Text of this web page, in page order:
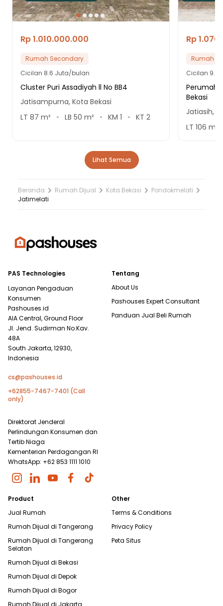
Rp 1.010.000.000
Rumah Secondary
Cicilan 8.6 Juta/bulan
Cluster Puri Assadiyah ll No BB4
Jatisampurna, Kota Bekasi
LT 87 m² LB 50 m² KM 1 KT 2
Rp
Rumah
Cicilan 9.1
Bekasi
Jatiasih,
LT 106 m²
Lihat Semua
Beranda Rumah Dijual Kota Bekasi
Pondokmelati
Jatimelati
PAS Technologies
Layanan Pengaduan
Konsumen
Pashouses.id
AIA Central, Ground Floor
Jl. Jend. Sudirman No.Kav.
48A
South Jakarta, 12930,
Indonesia
cs@pashouses.id
+62855-7467-7401 (Call
only)
Direktorat Jenderal
Perlindungan Konsumen dan
Tertib Niaga
Kementerian Perdagangan RI
WhatsApp: +62 853 1111 1010
Tentang
About Us
Pashouses Expert Consultant
Panduan Jual Beli Rumah
Product
Jual Rumah
Rumah Dijual di Tangerang
Rumah Dijual di Tangerang
Selatan
Rumah Dijual di Bekasi
Rumah Dijual di Depok
Rumah Dijual di Bogor
Rumah Dijual di Jakarta
Other
Terms & Conditions
Privacy Policy
Peta Situs